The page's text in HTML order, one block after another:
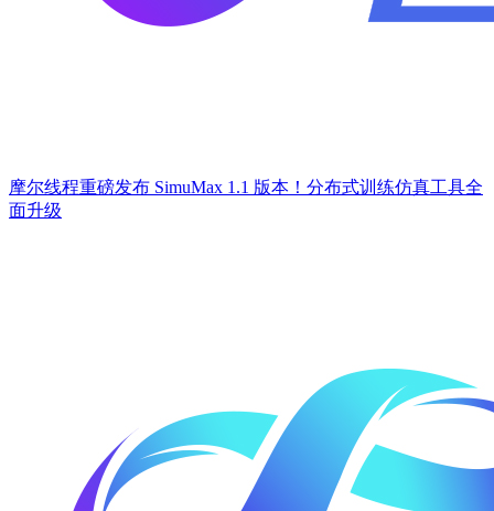
摩尔线程重磅发布 SimuMax 1.1 版本！分布式训练仿真工具全
面升级